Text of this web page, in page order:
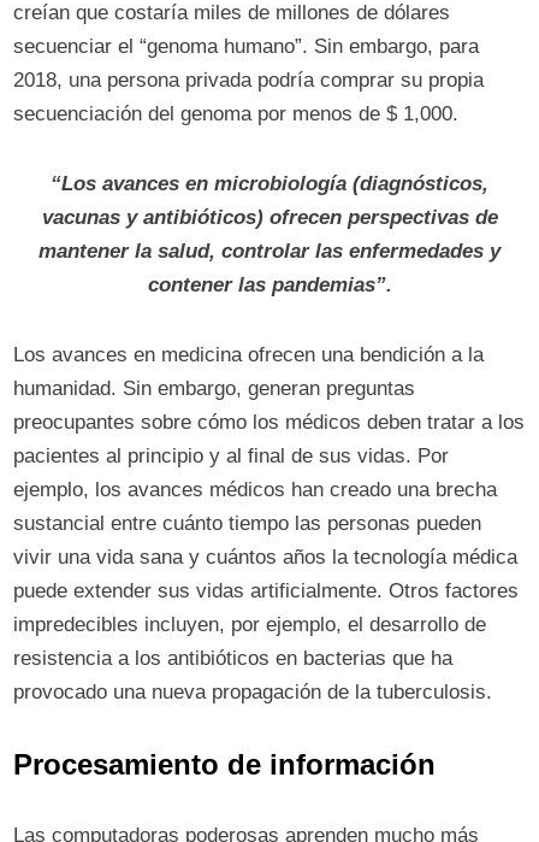
creían que costaría miles de millones de dólares
secuenciar el “genoma humano”. Sin embargo, para
2018, una persona privada podría comprar su propia
secuenciación del genoma por menos de $ 1,000.
“Los avances en microbiología (diagnósticos,
vacunas y antibióticos) ofrecen perspectivas de
mantener la salud, controlar las enfermedades y
contener las pandemias”.
Los avances en medicina ofrecen una bendición a la
humanidad. Sin embargo, generan preguntas
preocupantes sobre cómo los médicos deben tratar a los
pacientes al principio y al final de sus vidas. Por
ejemplo, los avances médicos han creado una brecha
sustancial entre cuánto tiempo las personas pueden
vivir una vida sana y cuántos años la tecnología médica
puede extender sus vidas artificialmente. Otros factores
impredecibles incluyen, por ejemplo, el desarrollo de
resistencia a los antibióticos en bacterias que ha
provocado una nueva propagación de la tuberculosis.
Procesamiento de información
Las computadoras poderosas aprenden mucho más